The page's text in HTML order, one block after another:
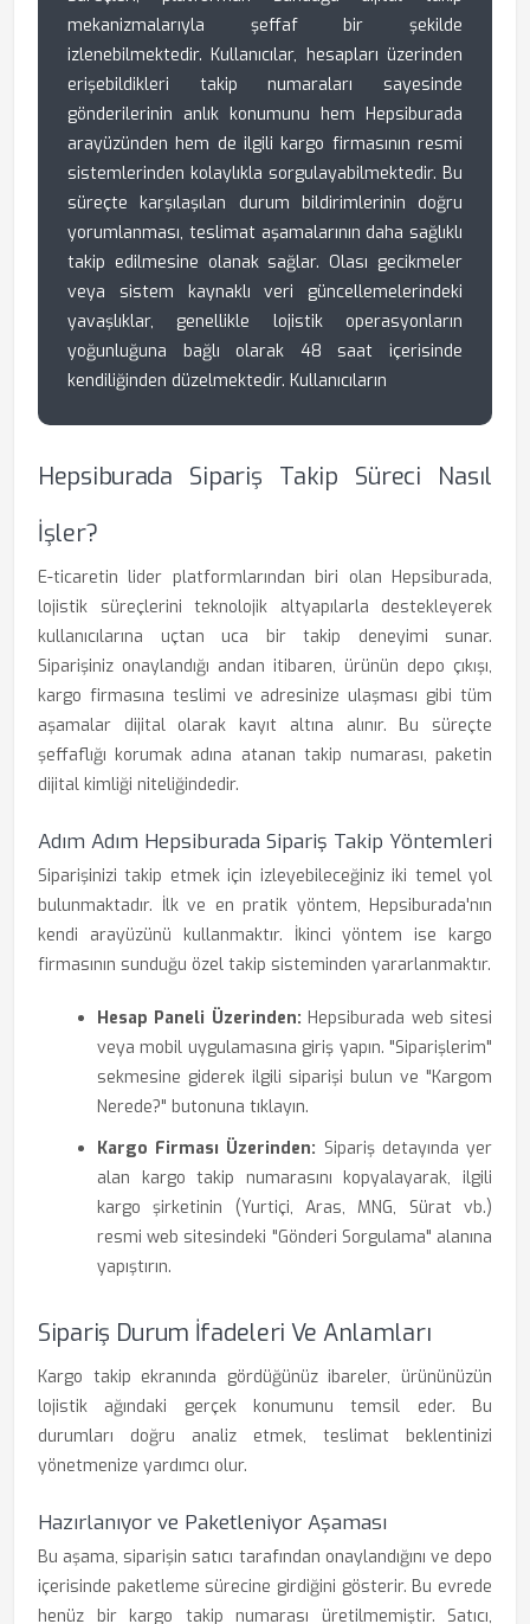
mekanizmalarıyla şeffaf bir şekilde
izlenebilmektedir. Kullanıcılar, hesapları üzerinden
erişebildikleri takip numaraları sayesinde
gönderilerinin anlık konumunu hem Hepsiburada
arayüzünden hem de ilgili kargo firmasının resmi
sistemlerinden kolaylıkla sorgulayabilmektedir. Bu
süreçte karşılaşılan durum bildirimlerinin doğru
yorumlanması, teslimat aşamalarının daha sağlıklı
takip edilmesine olanak sağlar. Olası gecikmeler
veya sistem kaynaklı veri güncellemelerindeki
yavaşlıklar, genellikle lojistik operasyonların
yoğunluğuna bağlı olarak 48 saat içerisinde
kendiliğinden düzelmektedir. Kullanıcıların
Hepsiburada Sipariş Takip Süreci Nasıl
İşler?
E-ticaretin lider platformlarından biri olan Hepsiburada,
lojistik süreçlerini teknolojik altyapılarla destekleyerek
kullanıcılarına uçtan uca bir takip deneyimi sunar.
Siparişiniz onaylandığı andan itibaren, ürünün depo çıkışı,
kargo firmasına teslimi ve adresinize ulaşması gibi tüm
aşamalar dijital olarak kayıt altına alınır. Bu süreçte
şeffaflığı korumak adına atanan takip numarası, paketin
dijital kimliği niteliğindedir.
Adım Adım Hepsiburada Sipariş Takip Yöntemleri
Siparişinizi takip etmek için izleyebileceğiniz iki temel yol
bulunmaktadır. İlk ve en pratik yöntem, Hepsiburada'nın
kendi arayüzünü kullanmaktır. İkinci yöntem ise kargo
firmasının sunduğu özel takip sisteminden yararlanmaktır.
Hesap Paneli Üzerinden: Hepsiburada web sitesi
veya mobil uygulamasına giriş yapın. "Siparişlerim"
sekmesine giderek ilgili siparişi bulun ve "Kargom
Nerede?" butonuna tıklayın.
Kargo Firması Üzerinden: Sipariş detayında yer
alan kargo takip numarasını kopyalayarak, ilgili
kargo şirketinin (Yurtiçi, Aras, MNG, Sürat vb.)
resmi web sitesindeki "Gönderi Sorgulama" alanına
yapıştırın.
Sipariş Durum İfadeleri Ve Anlamları
Kargo takip ekranında gördüğünüz ibareler, ürününüzün
lojistik ağındaki gerçek konumunu temsil eder. Bu
durumları doğru analiz etmek, teslimat beklentinizi
yönetmenize yardımcı olur.
Hazırlanıyor ve Paketleniyor Aşaması
Bu aşama, siparişin satıcı tarafından onaylandığını ve depo
içerisinde paketleme sürecine girdiğini gösterir. Bu evrede
henüz bir kargo takip numarası üretilmemiştir. Satıcı,